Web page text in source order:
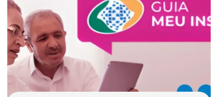
crédito fácil
últimas notícias
ferramentas